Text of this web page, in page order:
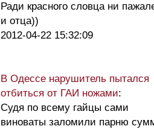
Ради красного словца ни
и отца))
2012-04-22 15:32:09
В Одессе нарушитель пытался
отбиться от ГАИ ножами:
Судя по всему гайцы сами
виноваты заломили парню